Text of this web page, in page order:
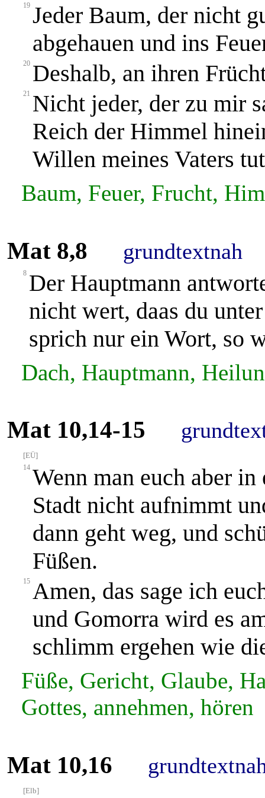
19 Jeder Baum, der nicht
abgehauen und ins
20 Deshalb, an ihren
21 Nicht jeder, der zu mir
Reich der Himmel
Willen meines Vaters
Baum, Feuer, Frucht,
Mat 8,8 grundtextnah
8 Der Hauptmann
nicht wert, daas du
sprich nur ein Wort, so
Dach, Hauptmann,
Mat 10,14-15
[EÜ]
14 Wenn man euch aber
Stadt nicht aufnimmt
dann geht weg, und
Füßen.
15 Amen, das sage ich
und Gomorra wird es
schlimm ergehen wie
Füße, Gericht, Glaube,
Gottes, annehmen, hören
Mat 10,16
[Elb]